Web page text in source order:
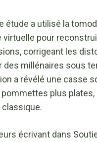
étude a utilisé la
virtuelle pour
corrigeant les
des millénaires sous
a révélé une casse
pommettes plus
écrivant dans